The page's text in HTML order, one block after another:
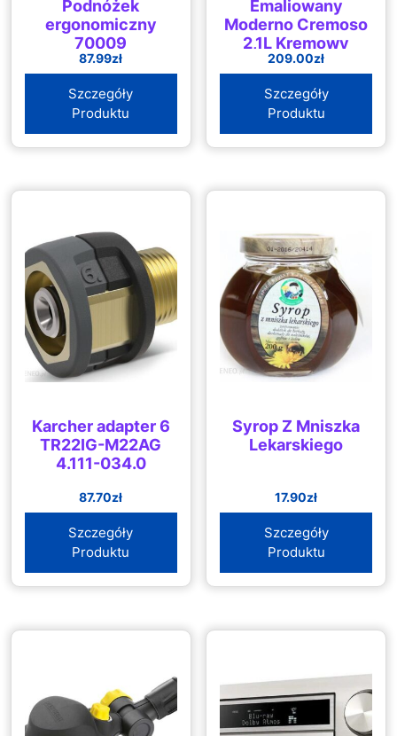
Podnóżek
ergonomiczny
70009
87.99zł
Szczegóły
Produktu
Emaliowany
Moderno Cremoso
2,1L Kremowy
209.00zł
Szczegóły
Produktu
Karcher adapter 6
TR22IG-M22AG
4.111-034.0
87.70zł
Szczegóły
Produktu
Syrop Z Mniszka
Lekarskiego
17.90zł
Szczegóły
Produktu